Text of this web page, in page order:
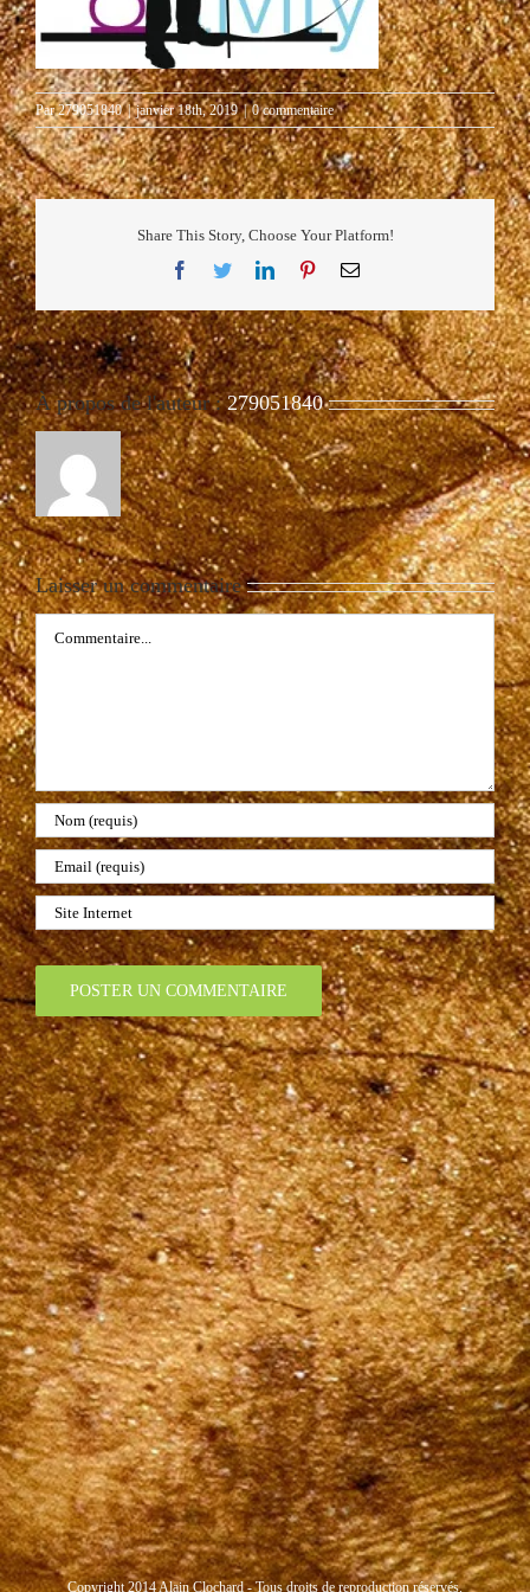
Par279051840 | janvier 18th, 2019 | 0 commentaire
Share This Story, Choose Your Platform!
Facebook
TwitterLinkedInPinterestEmail
À propos de l'auteur :279051840
Laisser un commentaire
Commentaire
Copyright 2014 Alain Clochard - Tous droits de reproduction réservés.